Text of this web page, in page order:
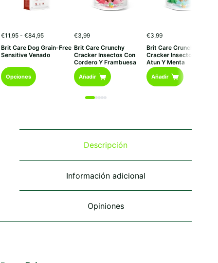
€11,95 - €84,95Rango
precios:
desde
Brit Care Dog Grain-Free
Sensitive Venado
Opciones
Este
producto
opciones
elegir
página
€3,99
Brit Care Crunchy
Cracker Insectos Con
Cordero Y Frambuesa
Añadir
€3,99
Brit Care Crunchy
Cracker Insectos Con
Atun Y Menta
Añadir
Descripción
Información adicional
Opiniones